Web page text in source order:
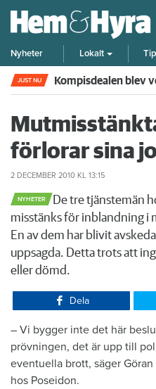
Nyheter Lokalt
JUST NU Kompisdealen blev
förlorar sina
2 DECEMBER 2010 KL 13:15
NYHETER
​De tre tjänstemän
misstänks för inblandning i
En av dem har blivit
uppsagda. Detta trots att
eller dömd.
Dela
– Vi bygger inte det här
prövningen, det är upp till
eventuella brott, säger
hos Poseidon.